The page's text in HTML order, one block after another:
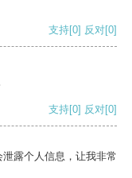
支持[0] 反对[0]
支持[0] 反对[0]
露个人信息，让我非常